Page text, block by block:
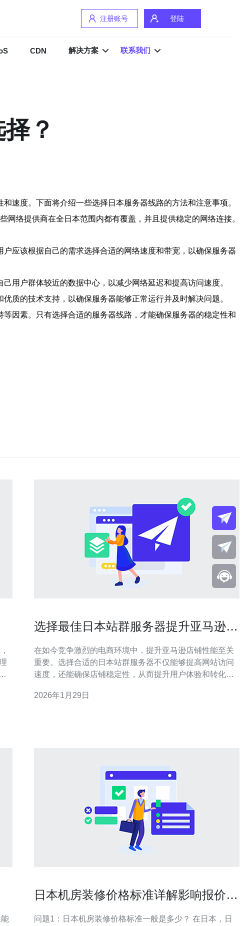
注册账号 登陆
CDN 解决方案 联系我们
？
速度。下面将介绍一些选择日本服务器线路的方法和注意事项。
络提供商在全日本范围内都有覆盖，并且提供稳定的网络连接。
应该根据自己的需求选择合适的网络速度和带宽，以确保服务器
用户群体较近的数据中心，以减少网络延迟和提高访问速度。
质的技术支持，以确保服务器能够正常运行并及时解决问题。
因素。只有选择合适的服务器线路，才能确保服务器的稳定性和
选择最佳日本站群服务器提升亚马逊店
在如今竞争激烈的电商环境中，提升亚马逊店铺性能至关
重要。选择合适的日本站群服务器不仅能够提高网站访问
速度，还能确保店铺稳定性，从而提升用户体验和转化
其对亚马逊店铺性能的影响。 为什么选择日本站群服务
2026年1月29日
日本机房装修价格标准详解影响报价的
问题1：日本机房装修价格标准一般是多少？ 在日本，日